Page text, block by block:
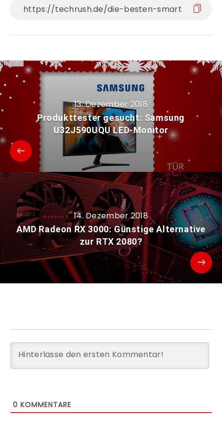
13. Dezember 2018
Produkttester gesucht: Samsung
U32J590UQU LED-Monitor
14. Dezember 2018
AMD Radeon RX 3000: Günstige Alternative
zur RTX 2080?
0 KOMMENTARE